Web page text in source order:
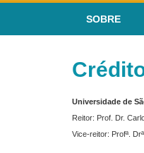
SOBRE
Universidade de
Reitor: Prof. Dr.
Vice-reitor: Profª.